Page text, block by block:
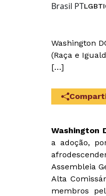
Brasil PTLGBTI
Washington
(Raça e
[…]
Washington
a adoção,
Assembleia
Alta
membros